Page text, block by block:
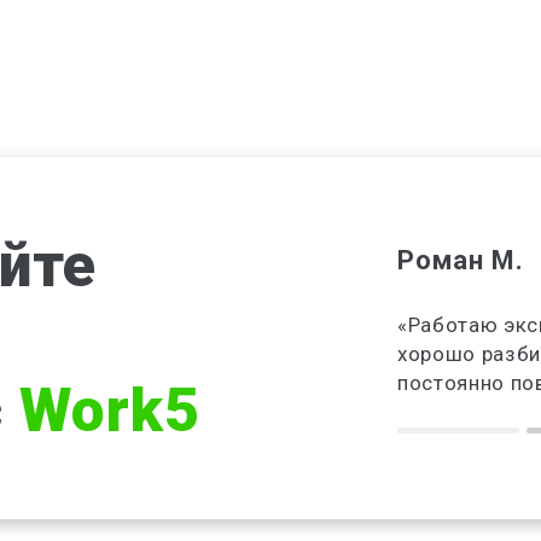
Work5
когда малыш спит»
Роман М.
«Работаю
хорошо
постоянно